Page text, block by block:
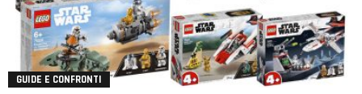
GUIDE E CONFRONTI